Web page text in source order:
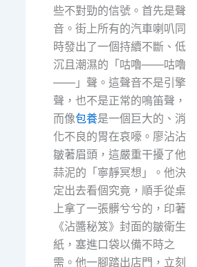
些不對勁的信號。首先是聲
音。街上所有的汽車喇叭同
時發出了一個持續不斷、低
沉且潮濕的「咕嚕——咕嚕
——」聲。這聲音不是引擎
聲，也不是正常的鳴笛聲，
而像包養是一個巨大的、消
化不良的胃在哀嚎。廖沾沾
皺著眉頭，這嚴重干擾了他
蒜泥的「寧靜冥想」。他決
定出去看個究竟，順手從桌
上拿了一張髒兮兮的，印著
《沾醬秘笈》封面的皺衛生
紙，塞進口袋以備不時之
需。他一腳踏出店門，立刻